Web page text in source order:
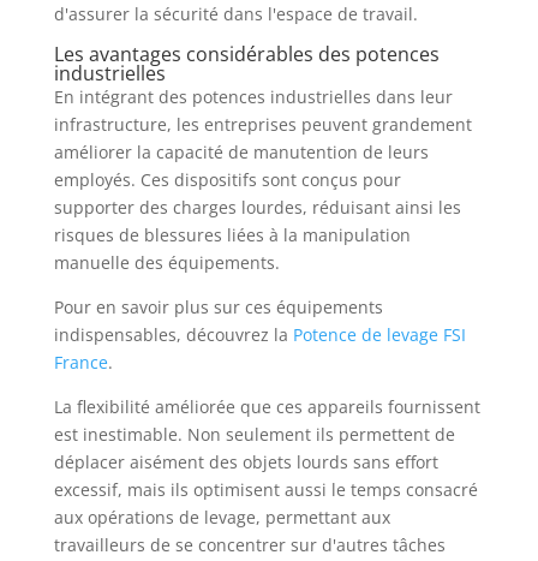
d'assurer la sécurité dans l'espace de travail.
Les avantages considérables des potences
industrielles
En intégrant des potences industrielles dans leur
infrastructure, les entreprises peuvent grandement
améliorer la capacité de manutention de leurs
employés. Ces dispositifs sont conçus pour
supporter des charges lourdes, réduisant ainsi les
risques de blessures liées à la manipulation
manuelle des équipements.
Pour en savoir plus sur ces équipements
indispensables, découvrez la Potence de levage FSI
France.
La flexibilité améliorée que ces appareils fournissent
est inestimable. Non seulement ils permettent de
déplacer aisément des objets lourds sans effort
excessif, mais ils optimisent aussi le temps consacré
aux opérations de levage, permettant aux
travailleurs de se concentrer sur d'autres tâches